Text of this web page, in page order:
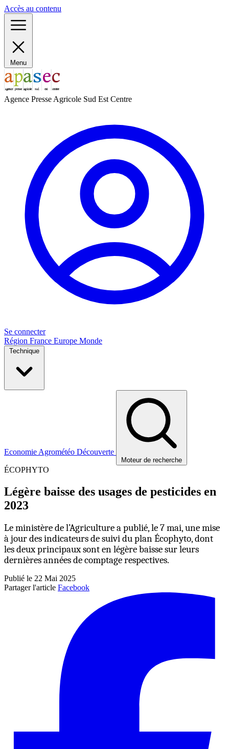
Accès au contenu
Menu
Agence Presse Agricole Sud Est Centre
Se connecter
Région France Europe Monde
Technique
Economie Agrométéo Découverte
Moteur de recherche
ÉCOPHYTO
Légère baisse des usages de pesticides en
2023
Le ministère de l’Agriculture a publié, le 7 mai, une mise
à jour des indicateurs de suivi du plan Écophyto, dont
les deux principaux sont en légère baisse sur leurs
dernières années de comptage respectives.
Publié le 22 Mai 2025
Partager l'article Facebook
Panneau de gestion des cookies